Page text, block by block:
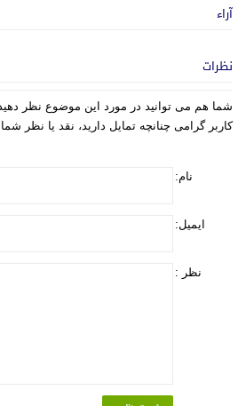
آراء
نظرات
شما هم می توانید در مورد این موضوع نظر
کاربر گرامی چنانچه تمایل دارید، نقد یا نظر
نام:
ایمیل:
نظر :